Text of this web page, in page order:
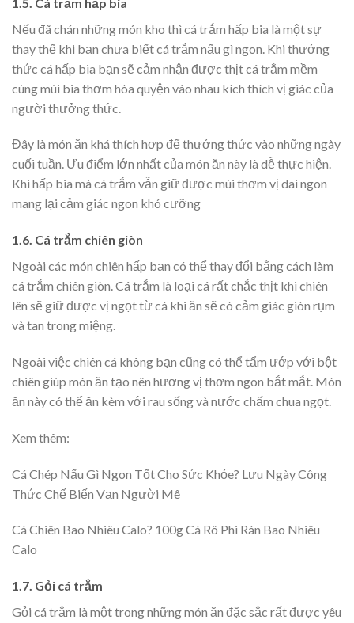
Nếu đã chán những món kho thì cá trắm hấp bia là một sự
thay thế khi bạn chưa biết cá trắm nấu gì ngon. Khi thưởng
thức cá hấp bia bạn sẽ cảm nhận được thịt cá trắm mềm
cùng mùi bia thơm hòa quyện vào nhau kích thích vị giác của
người thưởng thức.
Đây là món ăn khá thích hợp để thưởng thức vào những ngày
cuối tuần. Ưu điểm lớn nhất của món ăn này là dễ thực hiện.
Khi hấp bia mà cá trắm vẫn giữ được mùi thơm vị dai ngon
mang lại cảm giác ngon khó cưỡng
1.6. Cá trắm chiên giòn
Ngoài các món chiên hấp bạn có thể thay đổi bằng cách làm
cá trắm chiên giòn. Cá trắm là loại cá rất chắc thịt khi chiên
lên sẽ giữ được vị ngọt từ cá khi ăn sẽ có cảm giác giòn rụm
và tan trong miệng.
Ngoài việc chiên cá không bạn cũng có thể tẩm ướp với bột
chiên giúp món ăn tạo nên hương vị thơm ngon bắt mắt. Món
ăn này có thể ăn kèm với rau sống và nước chấm chua ngọt.
Xem thêm:
Cá Chép Nấu Gì Ngon Tốt Cho Sức Khỏe? Lưu Ngày Công
Thức Chế Biến Vạn Người Mê
Cá Chiên Bao Nhiêu Calo? 100g Cá Rô Phi Rán Bao Nhiêu
Calo
1.7. Gỏi cá trắm
Gỏi cá trắm là một trong những món ăn đặc sắc rất được yêu